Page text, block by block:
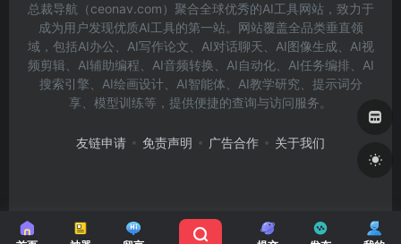
总裁导航（ceonav.com）聚合全球优秀的AI工具网站，致力于
成为用户发现优质AI工具的第一站。网站覆盖全品类垂直领
域，包括AI办公、AI写作论文、AI对话聊天、AI图像生成、AI视
频剪辑、AI辅助编程、AI音频转换、AI自动化、AI任务编排、AI
搜索引擎、AI绘画设计、AI智能体、AI教学研究、提示词分
享、模型训练等，提供便捷的查询与访问服务。
友链申请 免责声明 广告合作 关于我们
Copyright © 2026